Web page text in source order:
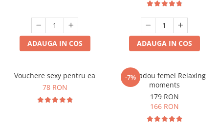
ADAUGA IN COS ADAUGA IN COS
Vouchere sexy pentru ea
78 RON
-7%
Set cadou femei Relaxing
moments
179 RON
166 RON